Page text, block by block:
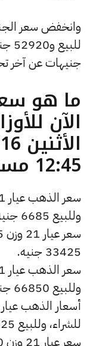
جنيهات عن آخر
الآن
12:45 مساءً )
وللبيع 6685 جنيه.
33425 جنيه.
وللبيع 66850 جنيه.
للشراء، وللبيع 167125 جنيه.